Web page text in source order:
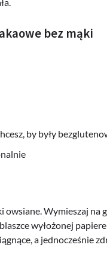
bez mąki
by były
owsiane. Wymieszaj na
wyłożonej
a jednocześnie